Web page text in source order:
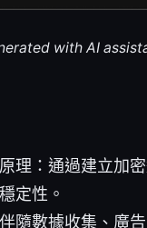
with AI
理：通過建立加
定性。
隨數據收集、廣